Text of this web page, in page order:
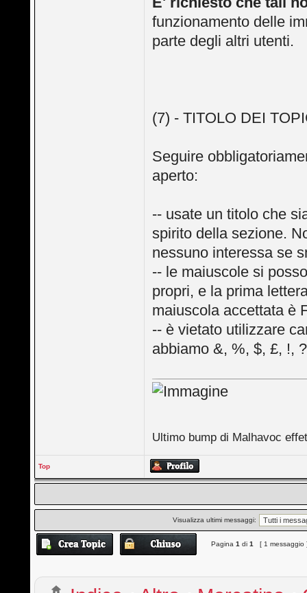
funzionamento delle
parte degli altri utenti.
(7) - TITOLO DEI
Seguire
aperto:
-- usate un titolo che
spirito della sezione.
nessuno interessa se
-- le maiuscole si
propri, e la prima
maiuscola accettata è
-- è vietato utilizzare
abbiamo &, %, $, £, !,
Ultimo bump di Malhavoc
Top
Visualizza ultimi messaggi:
Pagina1 di1 [ 1 messaggio